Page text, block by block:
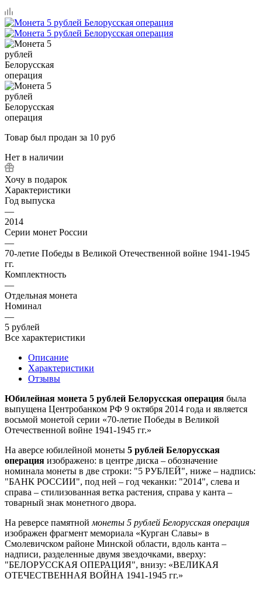
Товар был продан за 10 руб
Нет в наличии
Хочу в подарок
Характеристики
Год выпуска
—
2014
Серии монет России
—
70-летие Победы в Великой Отечественной войне 1941-1945
гг.
Комплектность
—
Отдельная монета
Номинал
—
5 рублей
Все характеристики
Описание
Характеристики
Отзывы
Юбилейная монета 5 рублей Белорусская операция была
выпущена Центробанком РФ 9 октября 2014 года и является
восьмой монетой серии «70-летие Победы в Великой
Отечественной войне 1941-1945 гг.»
На аверсе юбилейной монеты 5 рублей Белорусская
операция изображено: в центре диска – обозначение
номинала монеты в две строки: "5 РУБЛЕЙ", ниже – надпись:
"БАНК РОССИИ", под ней – год чеканки: "2014", слева и
справа – стилизованная ветка растения, справа у канта –
товарный знак монетного двора.
На реверсе памятной монеты 5 рублей Белорусская операция
изображен фрагмент мемориала «Курган Славы» в
Смолевичском районе Минской области, вдоль канта –
надписи, разделенные двумя звездочками, вверху:
"БЕЛОРУССКАЯ ОПЕРАЦИЯ", внизу: «ВЕЛИКАЯ
ОТЕЧЕСТВЕННАЯ ВОЙНА 1941-1945 гг.»